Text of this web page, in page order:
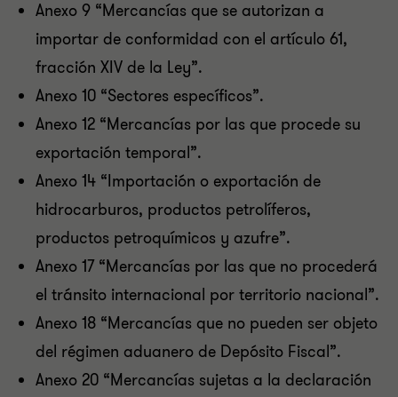
Anexo 9 “Mercancías que se autorizan a
importar de conformidad con el artículo 61,
fracción XIV de la Ley”.
Anexo 10 “Sectores específicos”.
Anexo 12 “Mercancías por las que procede su
exportación temporal”.
Anexo 14 “Importación o exportación de
hidrocarburos, productos petrolíferos,
productos petroquímicos y azufre”.
Anexo 17 “Mercancías por las que no procederá
el tránsito internacional por territorio nacional”.
Anexo 18 “Mercancías que no pueden ser objeto
del régimen aduanero de Depósito Fiscal”.
Anexo 20 “Mercancías sujetas a la declaración